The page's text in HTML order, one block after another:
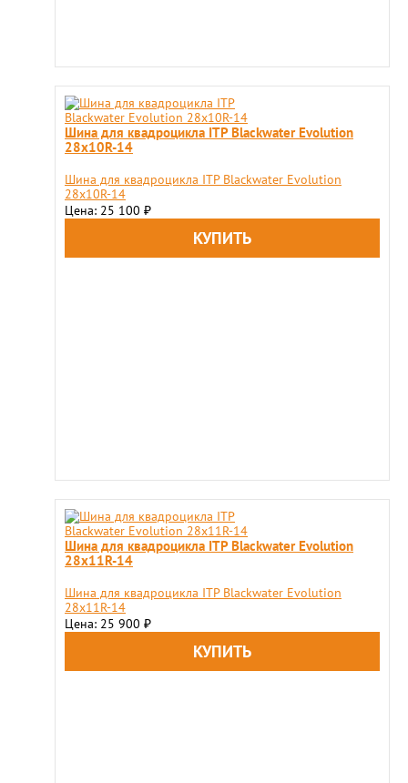
Шина для квадроцикла ITP Blackwater Evolution
28x10R-14
Шина для квадроцикла ITP Blackwater Evolution
28x10R-14
Цена: 25 100 ₽
Шина для квадроцикла ITP Blackwater Evolution
28x11R-14
Шина для квадроцикла ITP Blackwater Evolution
28x11R-14
Цена: 25 900 ₽